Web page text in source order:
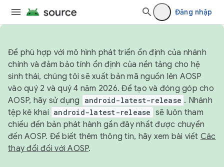
Đăng nhập
Để phù hợp với mô hình phát triển ổn định của nhánh
chính và đảm bảo tính ổn định của nền tảng cho hệ
sinh thái, chúng tôi sẽ xuất bản mã nguồn lên AOSP
vào quý 2 và quý 4 năm 2026. Để tạo và đóng góp cho
AOSP, hãy sử dụng
android-latest-release . Nhánh
tệp kê khai android-latest-release sẽ luôn tham
chiếu đến bản phát hành gần đây nhất được chuyển
đến AOSP. Để biết thêm thông tin, hãy xem bài viết Các
thay đổi đối với AOSP.